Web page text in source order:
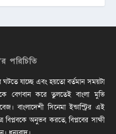
পরিচিতি
ঘটতে যাচ্ছে এবং হয়তো বর্তমান সময়টা
বেগবান করে তুলতেই বাংলা মুভি
বাংলাদেশী সিনেমা ইন্ডাস্ট্রির এই
বিপ্লবকে অনুভব করতে, বিপ্লবের সাক্ষী